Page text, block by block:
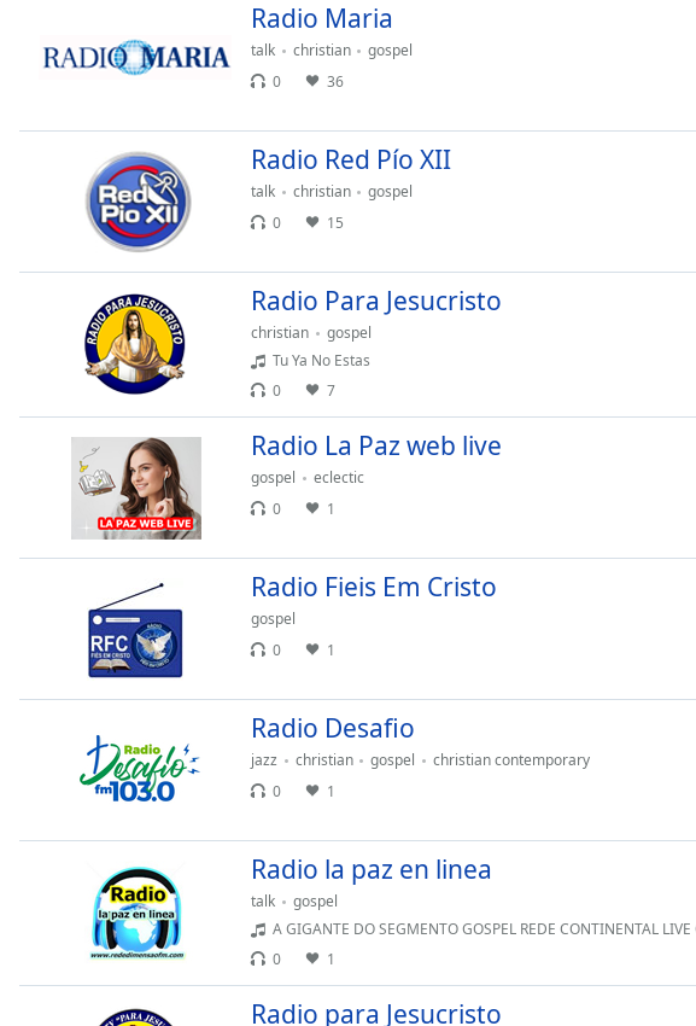
behind
Time-
Chapters
descriptions
selected
settings,
opens
subtitles
settings
subtitles
selected
Audio
Radio Maria
talk christian
gospel
0
36
Radio Red Pío XII
talk christian
gospel
0
15
Radio Para Jesucristo
christian
gospel
Tu Ya No Estas
0
7
Radio La Paz web live
gospel
eclectic
0
1
Radio Fieis Em Cristo
gospel
0
1
Radio Desafio
jazz christian gospel
christian contemporary
0
1
Radio la paz en linea
talk
gospel
A GIGANTE DO SEGMENTO GOSPEL REDE CONTINENTAL LIVE COM MAIS DE 1.577 RÁDIOS INTERLIGADAS NOSSO WHATSAPP
0
1
Radio para Jesucristo